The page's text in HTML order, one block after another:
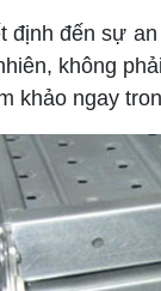
đến sự an
không
khảo ngay